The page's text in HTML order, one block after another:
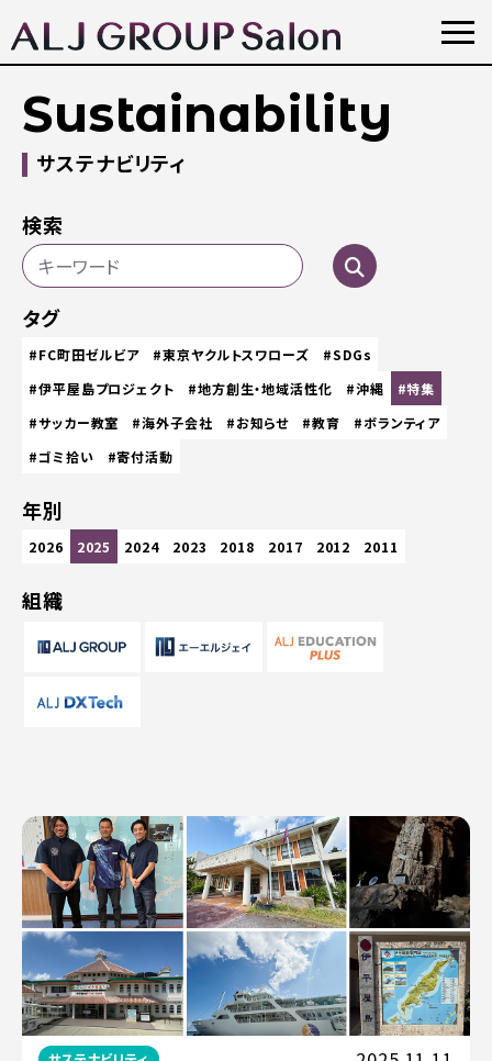
Sustainability
サステナビリティ
検索
タグ
#FC町田ゼルビア #東京ヤクルトスワローズ
#SDGs
#伊平屋島プロジェクト
#地方創生・地域活性化 #沖縄
#特集
#サッカー教室
#海外子会社 #お知らせ #教育
#ボランティア
#ゴミ拾い
#寄付活動
年別
2026 2025 2024 2023 2018 2017 2012 2011
組織